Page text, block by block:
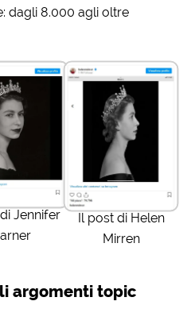
dagli 8.000 agli oltre
Jennifer
Il post di Helen
Mirren
argomenti topic